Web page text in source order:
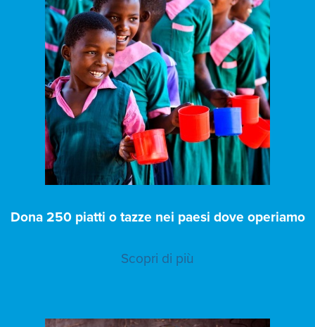
Dona 250 piatti o tazze nei paesi dove operiamo
Scopri di più